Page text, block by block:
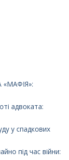
адвоката:
у спадкових
під час війни: